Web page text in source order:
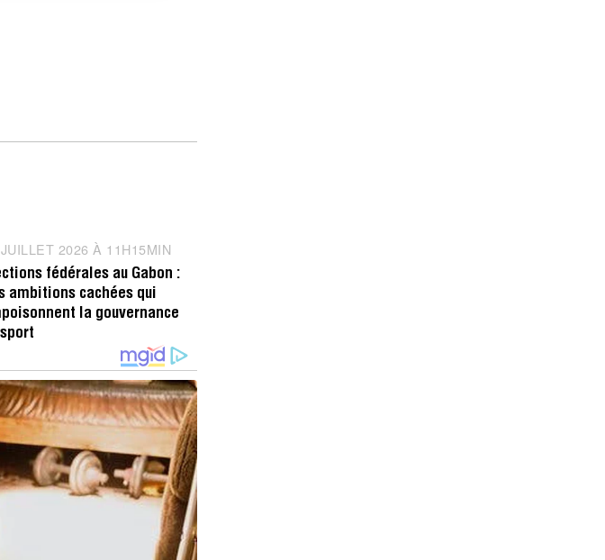
2026 À 11H15MIN
4
I
L
E
T
2
0
2
6
À
1
1
H
4
fédérales au Gabon :
ambitions cachées qui
la gouvernance